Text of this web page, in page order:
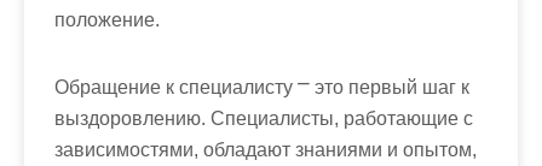
положение.
Обращение к специалисту ⎻ это первый шаг к
выздоровлению. Специалисты, работающие с
зависимостями, обладают знаниями и опытом,